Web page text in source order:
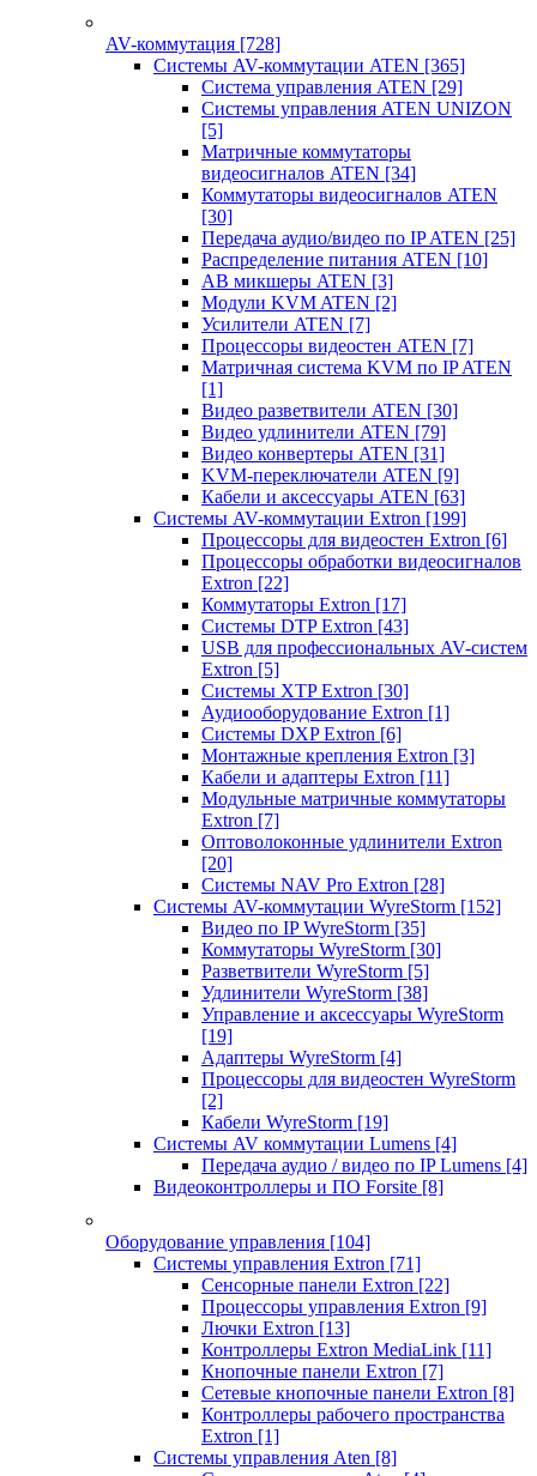
AV-коммутация [728]
Системы AV-коммутации ATEN [365]
Система управления ATEN [29]
Системы управления ATEN UNIZON
[5]
Матричные коммутаторы
видеосигналов ATEN [34]
Коммутаторы видеосигналов ATEN
[30]
Передача аудио/видео по IP ATEN [25]
Распределение питания ATEN [10]
АВ микшеры ATEN [3]
Модули KVM ATEN [2]
Усилители ATEN [7]
Процессоры видеостен ATEN [7]
Матричная система KVM по IP ATEN
[1]
Видео разветвители ATEN [30]
Видео удлинители ATEN [79]
Видео конвертеры ATEN [31]
KVM-переключатели ATEN [9]
Кабели и аксессуары ATEN [63]
Системы AV-коммутации Extron [199]
Процессоры для видеостен Extron [6]
Процессоры обработки видеосигналов
Extron [22]
Коммутаторы Extron [17]
Системы DTP Extron [43]
USB для профессиональных AV-систем
Extron [5]
Системы XTP Extron [30]
Аудиооборудование Extron [1]
Системы DXP Extron [6]
Монтажные крепления Extron [3]
Кабели и адаптеры Extron [11]
Модульные матричные коммутаторы
Extron [7]
Оптоволоконные удлинители Extron
[20]
Системы NAV Pro Extron [28]
Системы AV-коммутации WyreStorm [152]
Видео по IP WyreStorm [35]
Коммутаторы WyreStorm [30]
Разветвители WyreStorm [5]
Удлинители WyreStorm [38]
Управление и аксессуары WyreStorm
[19]
Адаптеры WyreStorm [4]
Процессоры для видеостен WyreStorm
[2]
Кабели WyreStorm [19]
Системы AV коммутации Lumens [4]
Передача аудио / видео по IP Lumens [4]
Видеоконтроллеры и ПО Forsite [8]
Оборудование управления [104]
Системы управления Extron [71]
Сенсорные панели Extron [22]
Процессоры управления Extron [9]
Лючки Extron [13]
Контроллеры Extron MediaLink [11]
Кнопочные панели Extron [7]
Сетевые кнопочные панели Extron [8]
Контроллеры рабочего пространства
Extron [1]
Системы управления Aten [8]